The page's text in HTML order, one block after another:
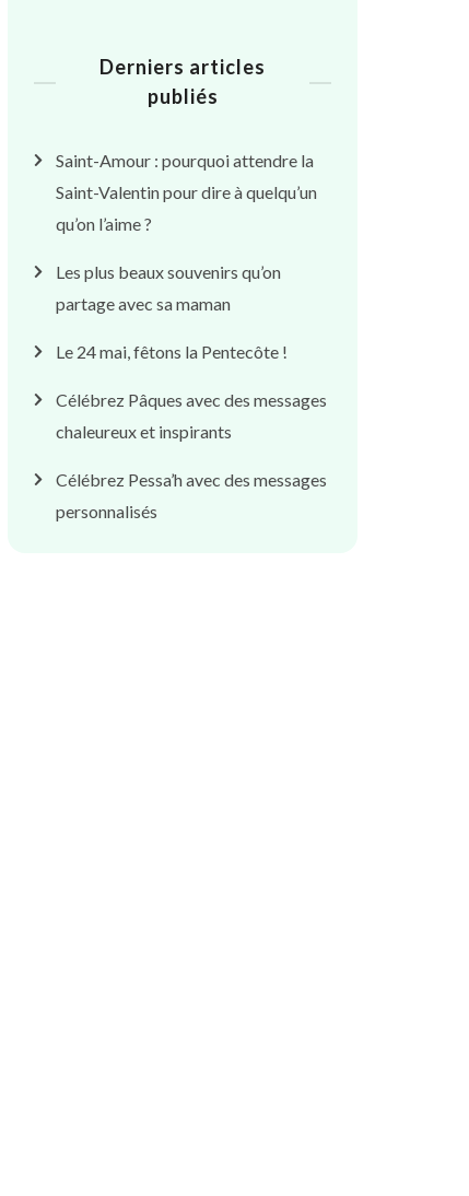
Derniers articles
publiés
Saint-Amour : pourquoi attendre la
Saint-Valentin pour dire à quelqu’un
qu’on l’aime ?
Les plus beaux souvenirs qu’on
partage avec sa maman
Le 24 mai, fêtons la Pentecôte !
Célébrez Pâques avec des messages
chaleureux et inspirants
Célébrez Pessa’h avec des messages
personnalisés